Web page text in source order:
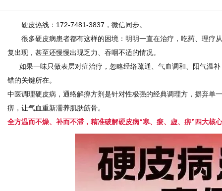
硬皮热线：172-7481-3837，微信同步。
很多硬皮病患者都有这样的困境：明明一直在治疗，吃药、理疗
复出现，甚至还慢慢出现乏力、吞咽不适的情况。
如果一味只做表层对症治疗，忽略经络疏通、气血调和、阳气温
错的关键所在。
中医调理硬皮病， 通络解痹方剂是针对性极强的经典调理方，摒弃单
痹，让气血重新濡养肌肤筋骨。
全方温而不燥、补而不滞，精准破解硬皮病“寒、瘀、虚、痹”四大核